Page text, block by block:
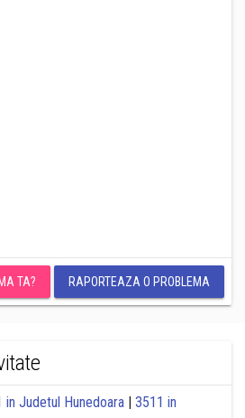
TA? RAPORTEAZA O PROBLEMA
in Judetul Hunedoara | 3511 in